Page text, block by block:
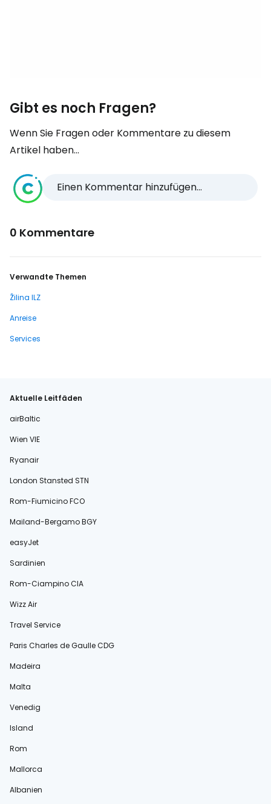
Gibt es noch Fragen?
Wenn Sie Fragen oder Kommentare zu diesem
Artikel haben...
Einen Kommentar hinzufügen...
0 Kommentare
Verwandte Themen
Žilina ILZ
Anreise
Services
Aktuelle Leitfäden
airBaltic
Wien VIE
Ryanair
London Stansted STN
Rom-Fiumicino FCO
Mailand-Bergamo BGY
easyJet
Sardinien
Rom-Ciampino CIA
Wizz Air
Travel Service
Paris Charles de Gaulle CDG
Madeira
Malta
Venedig
Island
Rom
Mallorca
Albanien